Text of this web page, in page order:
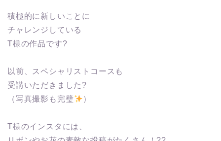
積極的に新しいことに
チャレンジしている
T様の作品です?
以前、スペシャリストコースも
受講いただきました?
（写真撮影も完璧
）
T様のインスタには、